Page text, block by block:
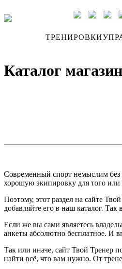
ТРЕНИРОВКИ
Каталог
Современный спорт немыслим без
хорошую экипировку для того или
Поэтому, этот раздел на сайте
добавляйте его в наш каталог.
Если же вы сами являетесь
анкеты абсолютно бесплатное. И
Так или иначе, сайт Твой Тренер
найти всё, что вам нужно. От